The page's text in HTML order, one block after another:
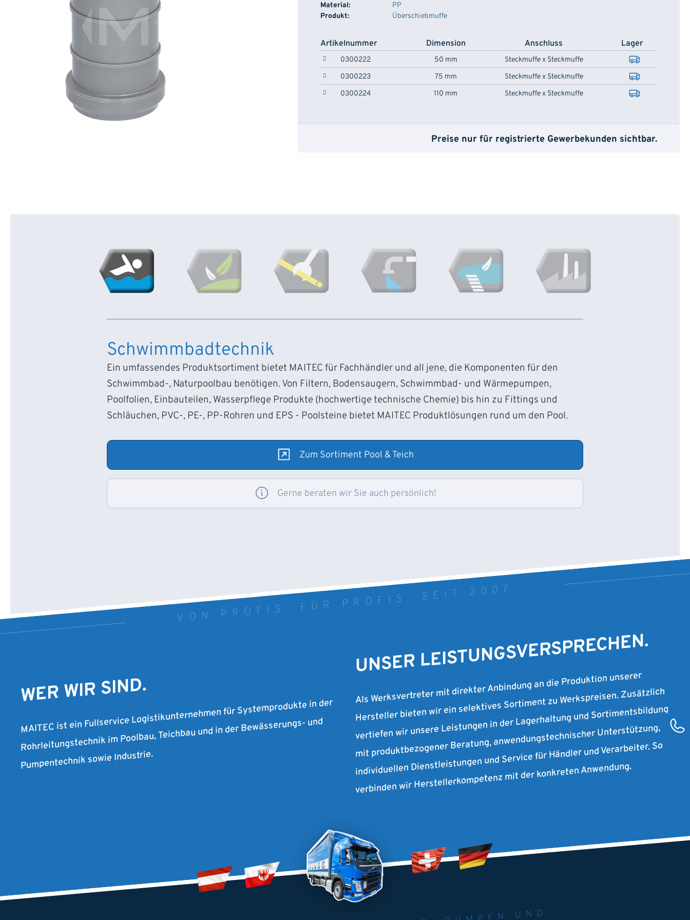
Material:
PP
Produkt:
Überschiebmuffe
Artikelnummer Dimension Anschluss Lager
0300222 50 mm
Steckmuffe x Steckmuffe
0300223
75 mm
Steckmuffe x Steckmuffe
0300224
110 mm Steckmuffe x Steckmuffe
Preise nur für registrierte Gewerbekunden sichtbar.
Schwimmbadtechnik
Ein umfassendes Produktsortiment bietet MAITEC für Fachhändler und all jene, die Komponenten für den
Schwimmbad-, Naturpoolbau benötigen. Von Filtern, Bodensaugern, Schwimmbad- und Wärmepumpen,
Poolfolien, Einbauteilen, Wasserpflege Produkte (hochwertige technische Chemie) bis hin zu Fittings und
Schläuchen, PVC-, PE-, PP-Rohren und EPS - Poolsteine bietet MAITEC Produktlösungen rund um den Pool.
Zum Sortiment Pool & Teich
Gerne beraten wir Sie auch persönlich!
VON PROFIS. FÜR PROFIS. SEIT 2007
WER WIR SIND.
MAITEC ist ein Fullservice Logistikunternehmen für Systemprodukte in der
Rohrleitungstechnik im Poolbau, Teichbau und in der Bewässerungs- und
Pumpentechnik sowie Industrie.
UNSER LEISTUNGSVERSPRECHEN.
Als Werksvertreter mit direkter Anbindung an die Produktion unserer
Hersteller bieten wir ein selektives Sortiment zu Werkspreisen. Zusätzlich
vertiefen wir unsere Leistungen in der Lagerhaltung und Sortimentsbildung
mit produktbezogener Beratung, anwendungstechnischer Unterstützung,
individuellen Dienstleistungen und Service für Händler und Verarbeiter. So
verbinden wir Herstellerkompetenz mit der konkreten Anwendung.